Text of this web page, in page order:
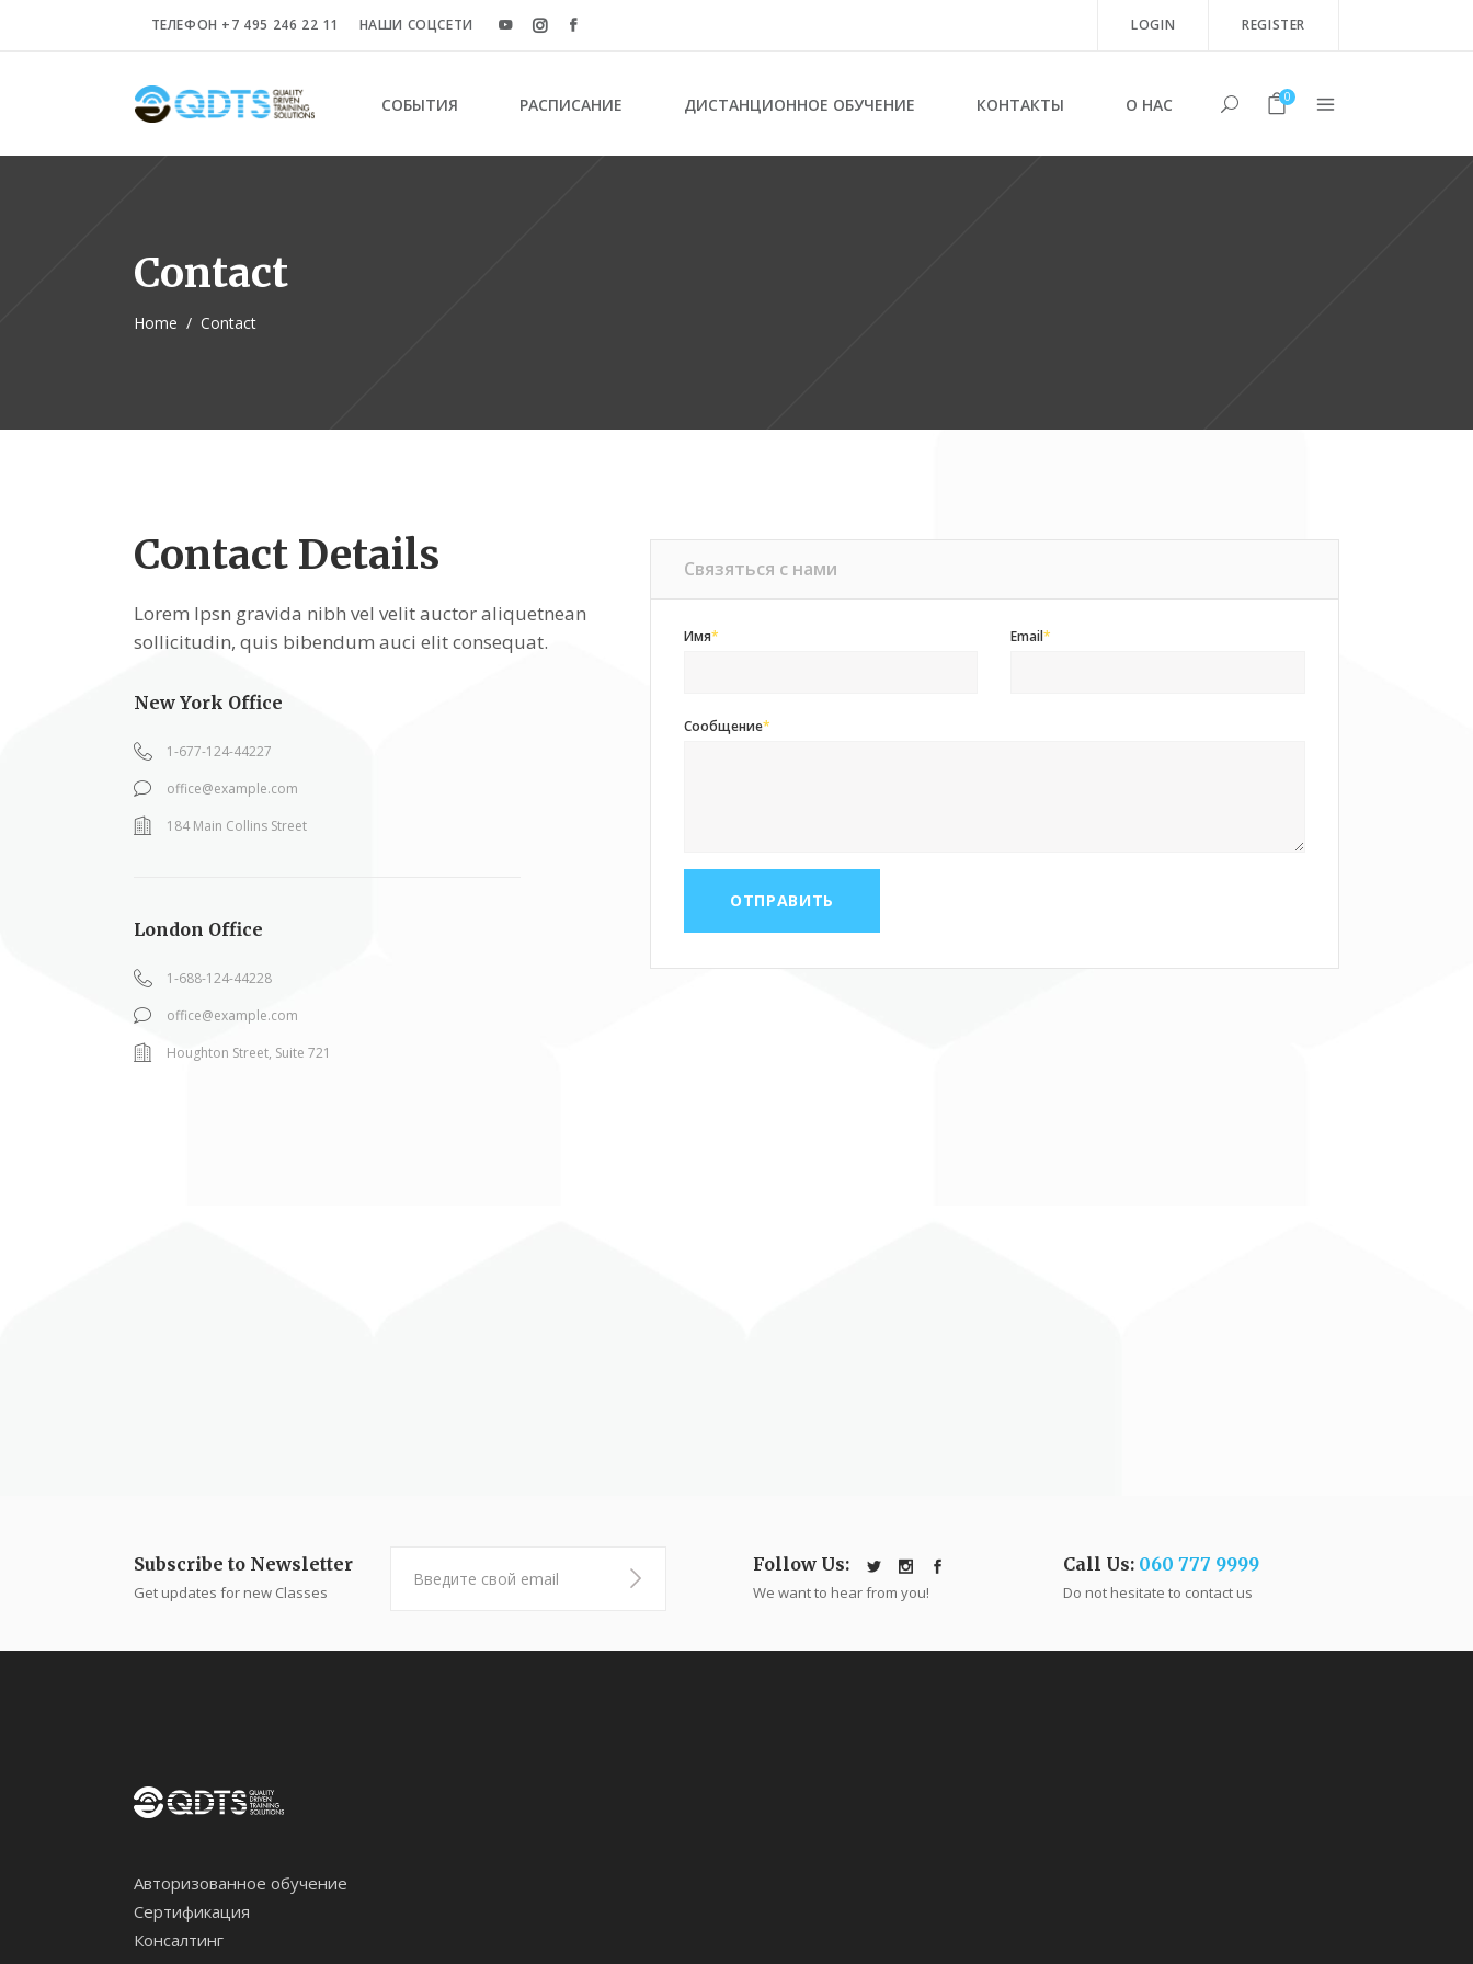
ТЕЛЕФОН +7 495 246 22 11 НАШИ СОЦСЕТИ LOGIN REGISTER
СОБЫТИЯ РАСПИСАНИЕ ДИСТАНЦИОННОЕ ОБУЧЕНИЕ КОНТАКТЫ О НАС 0
Contact
Home / Contact
Contact Details
Lorem Ipsn gravida nibh vel velit auctor aliquetnean
sollicitudin, quis bibendum auci elit consequat.
New York Office
1-677-124-44227
office@example.com
184 Main Collins Street
London Office
1-688-124-44228
office@example.com
Houghton Street, Suite 721
Связяться с нами
Имя* Email*
Сообщение*
Subscribe to Newsletter
Get updates for new Classes
Follow Us:
We want to hear from you!
Call Us: 060 777 9999
Do not hesitate to contact us
Авторизованное обучение
Сертификация
Консалтинг